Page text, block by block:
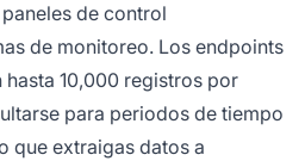
de control
de monitoreo. Los endpoints
10,000 registros por
para periodos de tiempo
que extraigas datos a